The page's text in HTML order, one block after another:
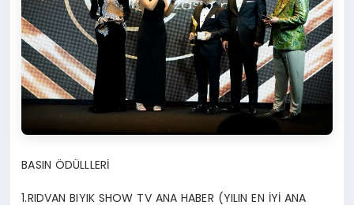
BASIN ÖDÜLLLERİ
1.RIDVAN BIYIK SHOW TV ANA HABER (YILIN EN İYİ ANA